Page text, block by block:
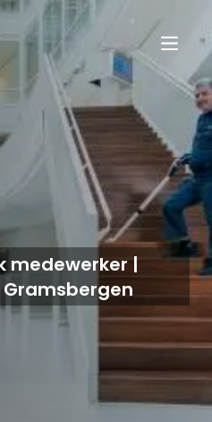
medewerker |